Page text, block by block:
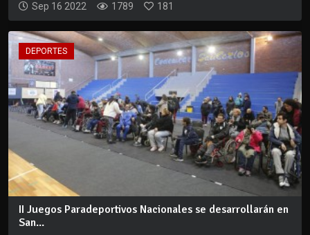
Sep 16 2022 1789 181
DEPORTES
II Juegos Paradeportivos Nacionales se desarrollarán en
San...